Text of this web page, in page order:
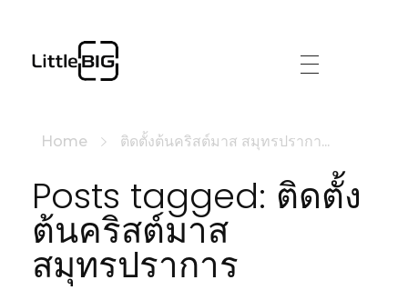
Home ติดตั้งต้นคริสต์มาส สมุทรปรากา...
Posts tagged: ติดตั้ง
ต้นคริสต์มาส
สมุทรปราการ